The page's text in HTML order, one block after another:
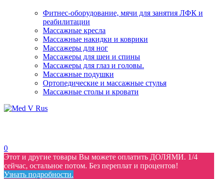
Фитнес-оборудование, мячи для занятия ЛФК и
реабилитации
Массажные кресла
Массажные накидки и коврики
Массажеры для ног
Массажеры для шеи и спины
Массажеры для глаз и головы.
Массажные подушки
Ортопедические и массажные стулья
Массажные столы и кровати
0
Этот и другие товары Вы можете оплатить ДОЛЯМИ. 1/4
сейчас, остальное потом. Без переплат и процентов!
Узнать подробности.